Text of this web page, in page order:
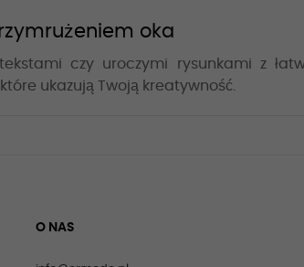
oka
czy uroczymi rysunkami z
ukazują Twoją kreatywność.
O NAS